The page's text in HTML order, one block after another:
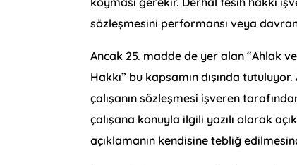
sözleşmesini performansı veya
Ancak 25. madde de yer alan “Ahlak
Hakkı” bu kapsamın dışında
çalışanın sözleşmesi işveren
çalışana konuyla ilgili yazılı olarak
açıklamanın kendisine tebliğ